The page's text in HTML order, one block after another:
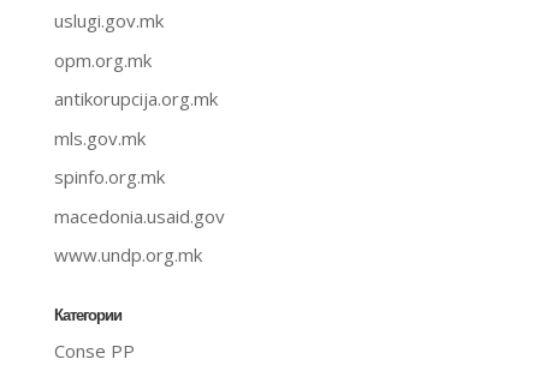
uslugi.gov.mk
opm.org.mk
antikorupcija.org.mk
mls.gov.mk
spinfo.org.mk
macedonia.usaid.gov
www.undp.org.mk
Категории
Conse PP